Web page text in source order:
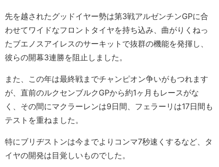
先を越されたグッドイヤー勢は第3戦アルゼンチンGPに合
わせてワイドなフロントタイヤを持ち込み、曲がりくねっ
たブエノスアイレスのサーキットで抜群の機能を発揮し、
彼らの開幕3連勝を阻止しました。
また、この年は最終戦までチャンピオン争いがもつれます
が、直前のルクセンブルクGPから約1ヶ月もレースがな
く、その間にマクラーレンは9日間、フェラーリは17日間も
テストを重ねました。
特にブリヂストンは今までよりコンマ7秒速くするなど、タ
イヤの開発は目覚しいものでした。